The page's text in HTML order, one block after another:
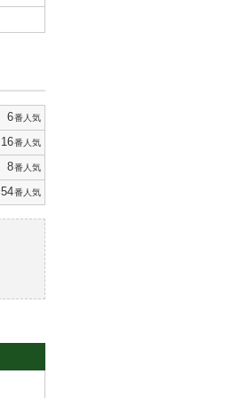
6番人気
16番人気
8番人気
54番人気